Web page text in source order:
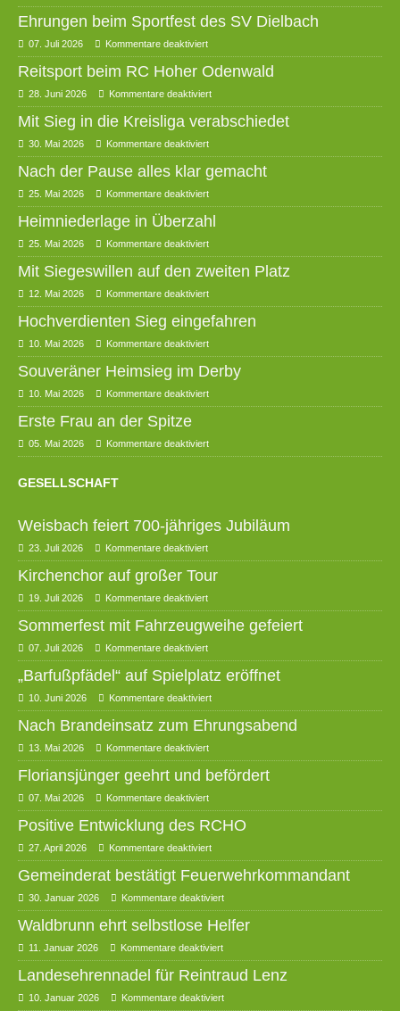
Ehrungen beim Sportfest des SV Dielbach
07. Juli 2026 Kommentare deaktiviert
Reitsport beim RC Hoher Odenwald
28. Juni 2026 Kommentare deaktiviert
Mit Sieg in die Kreisliga verabschiedet
30. Mai 2026 Kommentare deaktiviert
Nach der Pause alles klar gemacht
25. Mai 2026 Kommentare deaktiviert
Heimniederlage in Überzahl
25. Mai 2026 Kommentare deaktiviert
Mit Siegeswillen auf den zweiten Platz
12. Mai 2026 Kommentare deaktiviert
Hochverdienten Sieg eingefahren
10. Mai 2026 Kommentare deaktiviert
Souveräner Heimsieg im Derby
10. Mai 2026 Kommentare deaktiviert
Erste Frau an der Spitze
05. Mai 2026 Kommentare deaktiviert
GESELLSCHAFT
Weisbach feiert 700-jähriges Jubiläum
23. Juli 2026 Kommentare deaktiviert
Kirchenchor auf großer Tour
19. Juli 2026 Kommentare deaktiviert
Sommerfest mit Fahrzeugweihe gefeiert
07. Juli 2026 Kommentare deaktiviert
„Barfußpfädel“ auf Spielplatz eröffnet
10. Juni 2026 Kommentare deaktiviert
Nach Brandeinsatz zum Ehrungsabend
13. Mai 2026 Kommentare deaktiviert
Floriansjünger geehrt und befördert
07. Mai 2026 Kommentare deaktiviert
Positive Entwicklung des RCHO
27. April 2026 Kommentare deaktiviert
Gemeinderat bestätigt Feuerwehrkommandant
30. Januar 2026 Kommentare deaktiviert
Waldbrunn ehrt selbstlose Helfer
11. Januar 2026 Kommentare deaktiviert
Landesehrennadel für Reintraud Lenz
10. Januar 2026 Kommentare deaktiviert